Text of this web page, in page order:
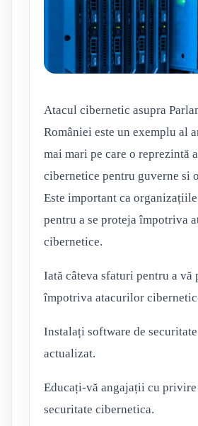
Atacul cibernetic asupra
României este un exemplu al
mai mari pe care o reprezintă
cibernetice pentru guverne si
Este important ca
pentru a se proteja împotriva
cibernetice.
Iată câteva sfaturi pentru a vă
împotriva atacurilor
Instalați software de
actualizat.
Educați-vă angajații cu
securitate cibernetica.